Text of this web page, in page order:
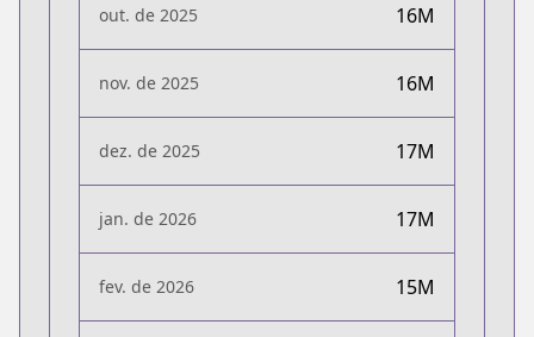
out. de 2025 16M
nov. de 2025 16M
dez. de 2025 17M
jan. de 2026 17M
fev. de 2026 15M